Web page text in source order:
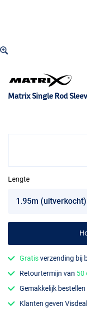
Matrix Single Rod
Lengte
Gratisverzending bij
Retourtermijn van 50
Gemakkelijk
Klanten geven